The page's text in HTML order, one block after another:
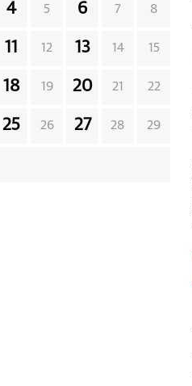
4 5 6 7 8
11 12 13 14 15
18 19 20 21 22
25 26 27 28 29